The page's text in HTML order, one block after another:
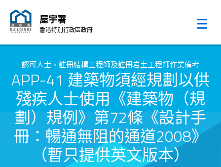
屋宇署
香港特別行政區政府
認可人士、註冊結構工程師及註冊岩土工程師作業備考
APP-41 建築物須經規劃以供
殘疾人士使用《建築物（規
劃）規例》第72條《設計手
冊：暢通無阻的通道2008》
（暫只提供英文版本）